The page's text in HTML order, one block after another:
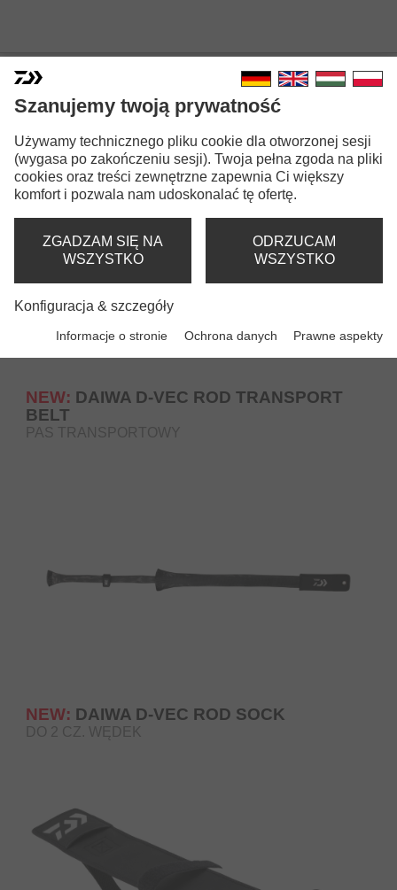
POKROWCE NA WĘDKI
NEW: DAIWA D-VEC ROD TRANSPORT
BELT
PAS TRANSPORTOWY
NEW: DAIWA D-VEC ROD SOCK
DO 2 CZ. WĘDEK
Szanujemy twoją prywatność
Używamy technicznego pliku cookie dla otworzonej sesji
(wygasa po zakończeniu sesji). Twoja pełna zgoda na pliki
cookies oraz treści zewnętrzne zapewnia Ci większy
komfort i pozwala nam udoskonalać tę ofertę.
ZGADZAM SIĘ NA
WSZYSTKO
ODRZUCAM
WSZYSTKO
Konfiguracja & szczegóły
Informacje o stronie Ochrona danych Prawne aspekty